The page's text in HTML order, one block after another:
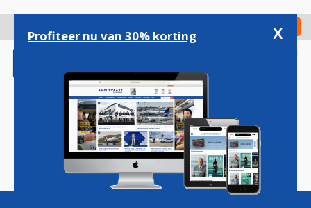
gaan
Check in
Magazine Podcasts Vacatures
Profiteer nu van 30% korting x